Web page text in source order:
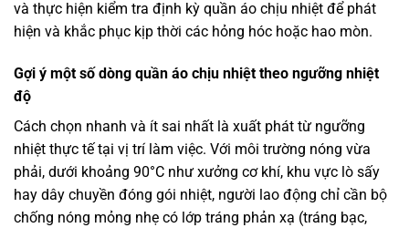
và thực hiện kiểm tra định kỳ quần áo chịu nhiệt để phát
hiện và khắc phục kịp thời các hỏng hóc hoặc hao mòn.
Gợi ý một số dòng quần áo chịu nhiệt theo ngưỡng nhiệt
độ
Cách chọn nhanh và ít sai nhất là xuất phát từ ngưỡng
nhiệt thực tế tại vị trí làm việc. Với môi trường nóng vừa
phải, dưới khoảng 90°C như xưởng cơ khí, khu vực lò sấy
hay dây chuyền đóng gói nhiệt, người lao động chỉ cần bộ
chống nóng mỏng nhẹ có lớp tráng phản xạ (tráng bạc,